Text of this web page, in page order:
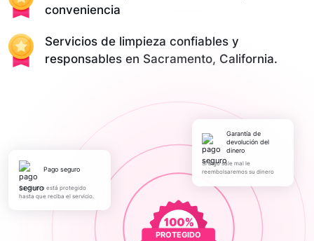
conveniencia
Servicios de limpieza confiables y
responsables en Sacramento, California.
PROTEGIDO
pago seguro
Su dinero está protegido
hasta que reciba el servicio.
Garantía de
devolución del
dinero
Si algo sale mal le
reembolsaremos su dinero